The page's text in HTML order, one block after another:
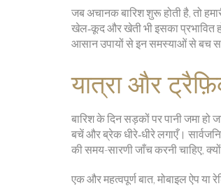
जब अचानक बारिश शुरू होती है, तो
खेल‑कूद और खेती भी इसका प्रभावित
आसान उपायों से इन समस्याओं से बच
यात्रा और
बारिश के दिन सड़कों पर पानी जमा
बचें और ब्रेक धीरे‑धीरे लगाएँ।
की समय-सारणी जाँच करनी चाहिए,
एक और महत्वपूर्ण बात, मोबाइल ऐप